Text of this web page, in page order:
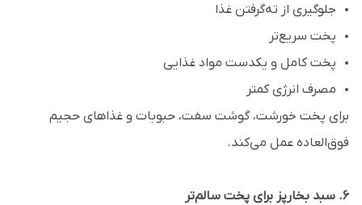
جلوگیری از ته‌گرفتن غذا
پخت سریع‌تر
پخت کامل و یکدست مواد غذایی
مصرف انرژی کمتر
برای پخت خورشت، گوشت سفت، حبوبات و غذاهای حجیم
فوق‌العاده عمل می‌کند.
۶. سبد بخارپز برای پخت سالم‌تر